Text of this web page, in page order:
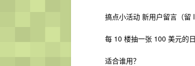
搞点小活动 新用户留言（留
每 10 楼抽一张 100 美元的
适合谁用？